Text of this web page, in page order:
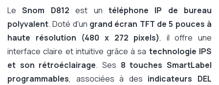
Le Snom D812 est un téléphone IP de bureau
polyvalent. Doté d'un grand écran TFT de 5 pouces à
haute résolution (480 x 272 pixels), il offre une
interface claire et intuitive grâce à sa technologie IPS
et son rétroéclairage. Ses 8 touches SmartLabel
programmables, associées à des indicateurs DEL